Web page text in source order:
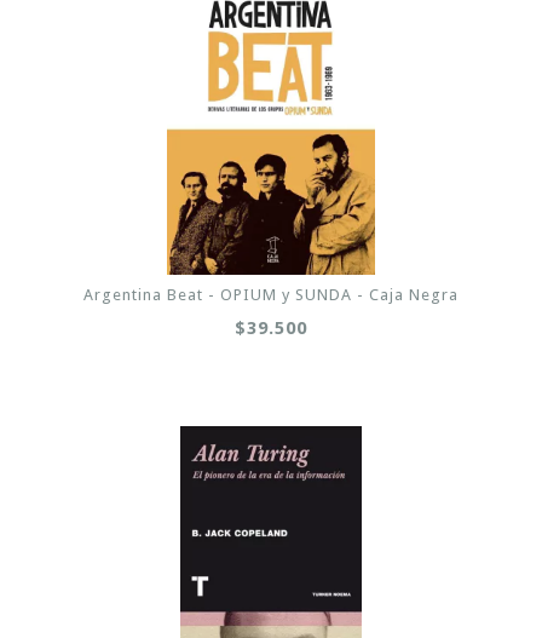
Argentina Beat - OPIUM y SUNDA - Caja Negra
$39.500